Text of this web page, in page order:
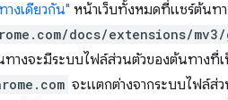
างเดียวกัน" หน้าเว็บทั้งหมดที่แชร์ต้นท
docs/extensions/
างจะมีระบบไฟล์ส่วนตัวของต้นทางที่
จะแตกต่างจากระบบไฟล์ส่